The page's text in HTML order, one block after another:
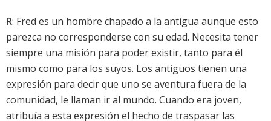
R: Fred es un hombre chapado a la antigua aunque esto
parezca no corresponderse con su edad. Necesita tener
siempre una misión para poder existir, tanto para él
mismo como para los suyos. Los antiguos tienen una
expresión para decir que uno se aventura fuera de la
comunidad, le llaman ir al mundo. Cuando era joven,
atribuía a esta expresión el hecho de traspasar las